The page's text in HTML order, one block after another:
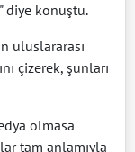
diye konuştu.
uluslararası
çizerek, şunları
olmasa
tam anlamıyla